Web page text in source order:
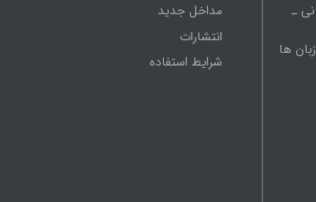
ـ
ها
مداخل جدید
انتشارات
شرایط استفاده